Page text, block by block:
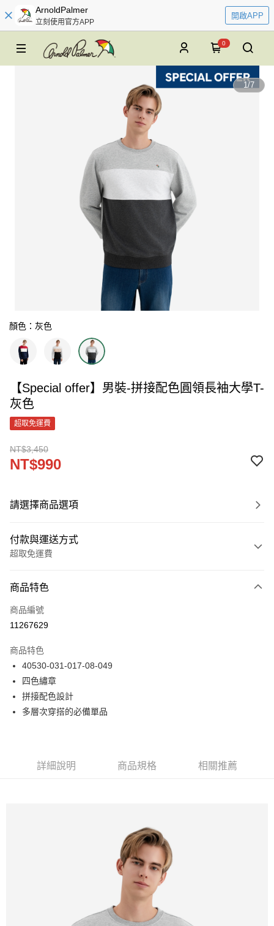
ArnoldPalmer
立刻使用官方APP
開啟APP
0
1/7
顏色：灰色
【Special offer】男裝-拼接配色圓領長袖大學T-
灰色
超取免運費
NT$3,450
NT$990
請選擇商品選項
付款與運送方式
超取免運費
信用卡一次付款
LINE Pay
悠遊付
Google Pay
貨到付款
商品特色
商品編號
11267629
商品特色
40530-031-017-08-049
四色繡章
拼接配色設計
多層次穿搭的必備單品
詳細說明 商品規格 相關推薦